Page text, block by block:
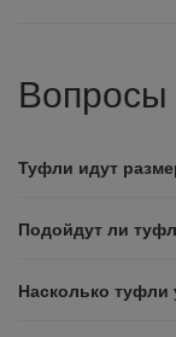
Туфли идут
Подойдут ли
Насколько